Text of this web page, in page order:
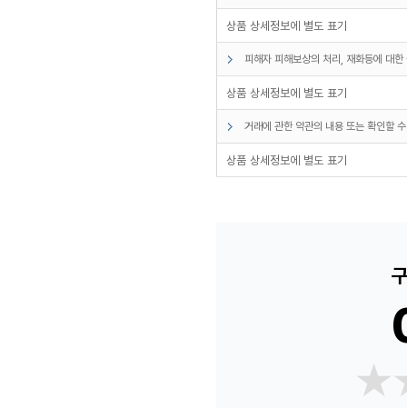
상품 상세정보에 별도 표기
피해자 피해보상의 처리, 재화등에 대
상품 상세정보에 별도 표기
거래에 관한 약관의 내용 또는 확인할
상품 상세정보에 별도 표기